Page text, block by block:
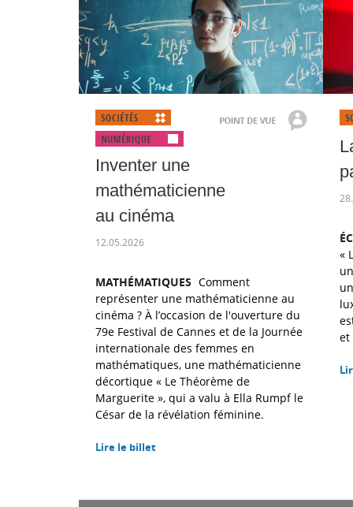
Inventer une
mathématicienne
au cinéma
12.05.2026
MATHÉMATIQUES Comment
représenter une mathématicienne au
cinéma ? À l’occasion de l'ouverture du
79e Festival de Cannes et de la Journée
internationale des femmes en
mathématiques, une mathématicienne
décortique « Le Théorème de
Marguerite », qui a valu à Ella Rumpf le
César de la révélation féminine.
Lire le billet
«
et